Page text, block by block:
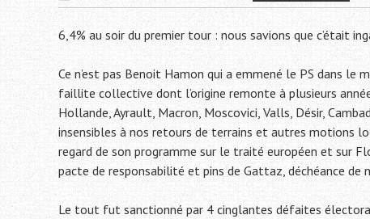
6,4% au soir du premier tour : nous savions que c’était
Ce n’est pas Benoit Hamon qui a emmené le PS dans
faillite collective dont l’origine remonte à plusieurs
Hollande, Ayrault, Macron, Moscovici, Valls, Désir,
insensibles à nos retours de terrains et autres motions
regard de son programme sur le traité européen et sur
pacte de responsabilité et pins de Gattaz, déchéance
Le tout fut sanctionné par 4 cinglantes défaites